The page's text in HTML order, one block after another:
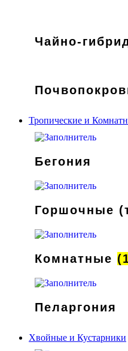
Чайно-
Тропические и
Бегония
Горшочные
Комнатные
Пеларгония
Хвойные и Кустарники